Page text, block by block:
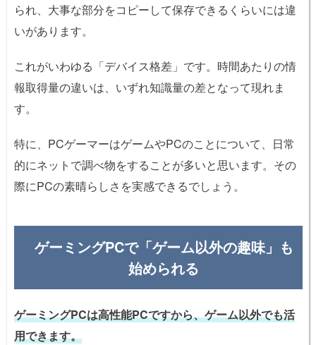
られ、大事な部分をコピーして保存できるくらいには違
いがあります。
これがいわゆる「デバイス格差」です。時間あたりの情
報取得量の違いは、いずれ知識量の差となって現れま
す。
特に、PCゲーマーはゲームやPCのことについて、日常
的にネットで調べ物をすることが多いと思います。その
際にPCの素晴らしさを実感できるでしょう。
ゲーミングPCで「ゲーム以外の趣味」も
始められる
ゲーミングPCは高性能PCですから、ゲーム以外でも活
用できます。